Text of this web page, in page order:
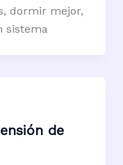
dormir mejor,
sistema
de